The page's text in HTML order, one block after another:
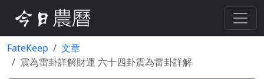
FateKeep
文章
震為雷卦詳解財運 六十四卦震為雷卦詳解